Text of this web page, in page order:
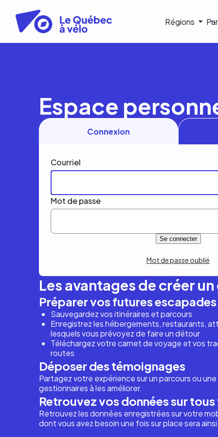
contenu
principal
Régions
Espace
Connexion
Courriel
Mot de passe
Mot de passe oublié
Les avantages de créer
Préparer vos futures escapades
Sauvegardez vos itinéraires et parcours
Enregistrez les hébergements, restaurants,
lesquels vous prévoyez de faire un détour
Téléchargez votre carnet de voyage et vos
routes
Déposer des témoignages
Partagez votre expérience sur un parcours ou
gestionnaires à les améliorer.
Retrouvez vos données sur
Retrouvez les données enregistrées sur votre
dont vous avez besoin une fois sur place sera